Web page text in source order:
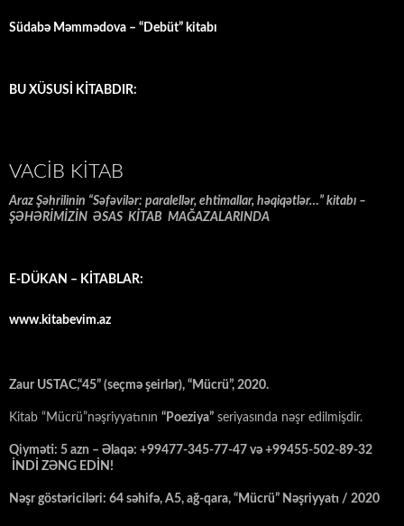
Südabə Məmmədova – “Debüt” kitabı
BU XÜSUSİ KİTABDIR:
VACIB KITAB
Araz Şəhrilinin “Səfəvilər: paralellər, ehtimallar, həqiqətlər…” kitabı –
ŞƏHƏRİMİZİN ƏSAS KİTAB MAĞAZALARINDA
E-DÜKAN – KİTABLAR:
www.kitabevim.az
Zaur USTAC,“45” (seçmə şeirlər), “Mücrü”, 2020.
Kitab “Mücrü”nəşriyyatının “Poeziya” seriyasında nəşr edilmişdir.
Qiyməti: 5 azn – Əlaqə: +99477-345-77-47 və +99455-502-89-32
İNDİ ZƏNG EDİN!
Nəşr göstəriciləri: 64 səhifə, A5, ağ-qara, “Mücrü” Nəşriyyatı / 2020